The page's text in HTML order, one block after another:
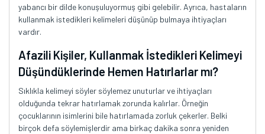
yabancı bir dilde konuşuluyormuş gibi gelebilir. Ayrıca, hastaların
kullanmak istedikleri kelimeleri düşünüp bulmaya ihtiyaçları
vardır.
Afazili Kişiler, Kullanmak İstedikleri Kelimeyi
Düşündüklerinde Hemen Hatırlarlar mı?
Sıklıkla kelimeyi söyler söylemez unuturlar ve ihtiyaçları
olduğunda tekrar hatırlamak zorunda kalırlar. Örneğin
çocuklarının isimlerini bile hatırlamada zorluk çekerler. Belki
birçok defa söylemişlerdir ama birkaç dakika sonra yeniden